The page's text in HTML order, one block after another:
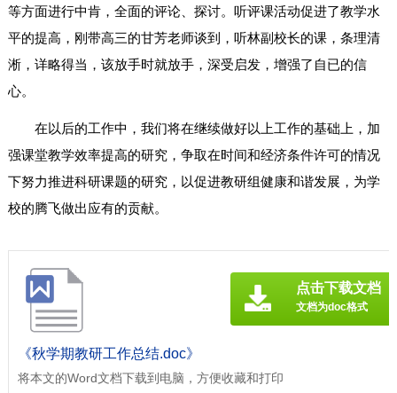
等方面进行中肯，全面的评论、探讨。听评课活动促进了教学水
平的提高，刚带高三的甘芳老师谈到，听林副校长的课，条理清
淅，详略得当，该放手时就放手，深受启发，增强了自已的信
心。
在以后的工作中，我们将在继续做好以上工作的基础上，加
强课堂教学效率提高的研究，争取在时间和经济条件许可的情况
下努力推进科研课题的研究，以促进教研组健康和谐发展，为学
校的腾飞做出应有的贡献。
《秋学期教研工作总结.doc》
将本文的Word文档下载到电脑，方便收藏和打印
点击下载文档
文档为doc格式